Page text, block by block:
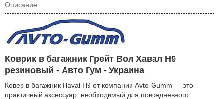
Описание:
Коврик в багажник Грейт Вол Хавал H9
резиновый - Авто Гум - Украина
Ковер в багажник Haval H9 от компании Avto-Gumm — это
практичный аксессуар, необходимый для повседневного